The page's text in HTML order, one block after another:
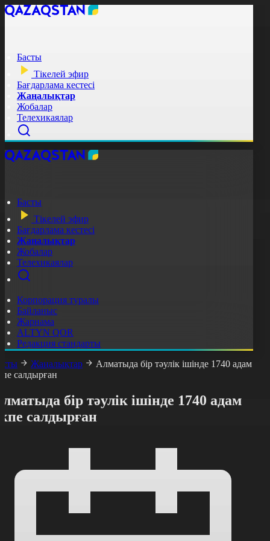
Басты
Тікелей эфир
Бағдарлама кестесі
Жаңалықтар
Жобалар
Телехикаялар
Басты
Тікелей эфир
Бағдарлама кестесі
Жаңалықтар
Жобалар
Телехикаялар
Корпорация туралы
Байланыс
Жарнама
ALTYN QOR
Редакция стандарты
Жаңалықтар
Алматыда бір тәулік ішінде 1740 адам
салдырған
бір тәулік ішінде 1740 адам
салдырған